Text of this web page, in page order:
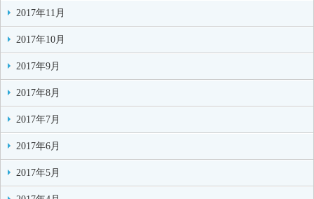
2017年11月
2017年10月
2017年9月
2017年8月
2017年7月
2017年6月
2017年5月